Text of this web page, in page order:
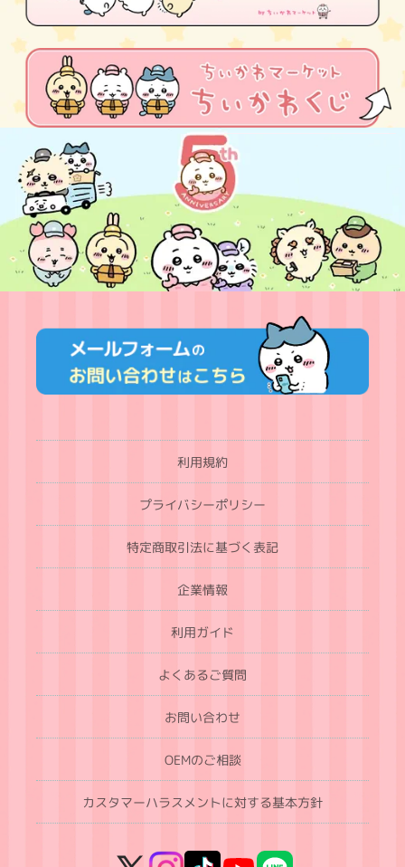
利用規約
プライバシーポリシー
特定商取引法に基づく表記
企業情報
利用ガイド
よくあるご質問
お問い合わせ
OEMのご相談
カスタマーハラスメントに対する基本方針